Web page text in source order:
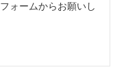
ォームからお願いし